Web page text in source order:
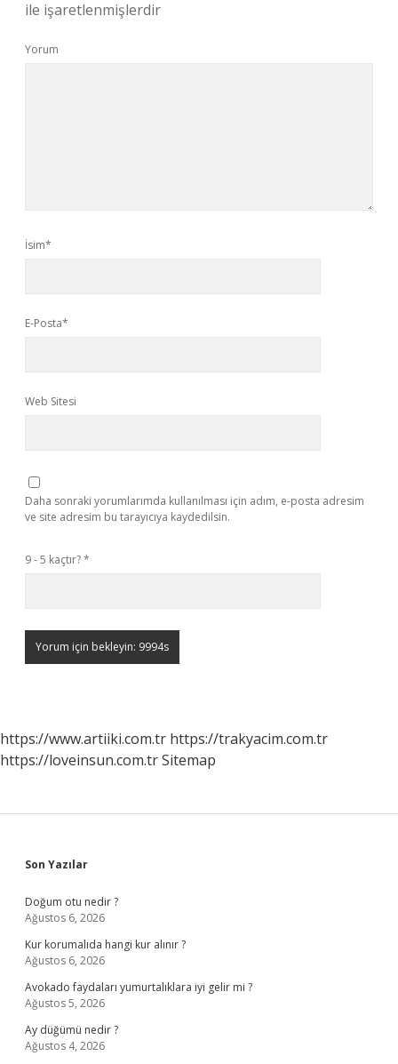
ile işaretlenmişlerdir
Yorum
İsim*
E-Posta*
Web Sitesi
Daha sonraki yorumlarımda kullanılması için adım, e-posta adresim
ve site adresim bu tarayıcıya kaydedilsin.
9 - 5 kaçtır?*
https://www.artiiki.com.tr https://trakyacim.com.tr
https://loveinsun.com.trSitemap
Sidebar
Son Yazılar
Doğum otu nedir ?
Ağustos 6, 2026
Kur korumalıda hangi kur alınır ?
Ağustos 6, 2026
Avokado faydaları yumurtalıklara iyi gelir mi ?
Ağustos 5, 2026
Ay düğümü nedir ?
Ağustos 4, 2026